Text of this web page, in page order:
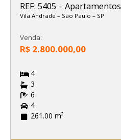
REF: 5405 – Apartamentos
Vila Andrade – São Paulo – SP
Venda:
R$ 2.800.000,00
4
3
6
4
261.00 m²